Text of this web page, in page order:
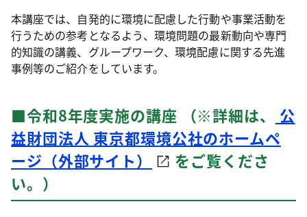
本講座では、自発的に環境に配慮した行動や事業活動を
行うための参考となるよう、環境問題の最新動向や専門
的知識の講義、グループワーク、環境配慮に関する先進
事例等のご紹介をしています。
■令和8年度実施の講座 （※詳細は、
公
益財団法人 東京都環境公社のホームペ
ージ（外部サイト）
をご覧くださ
い。）